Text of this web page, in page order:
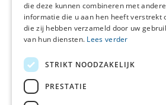
Informatieplatformen van Stichting
die deze kunnen combineren met andere
informatie die u aan hen heeft verstrekt
die zij hebben verzameld door uw
van hun diensten. Lees verder
STRIKT NOODZAKELIJK
PRESTATIE